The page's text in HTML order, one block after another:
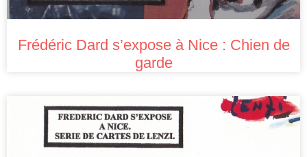
Frédéric Dard s’expose à Nice : Chien de
garde